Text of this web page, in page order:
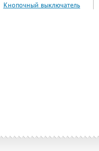
Кнопочный выключатель